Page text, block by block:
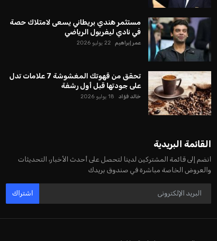
مستثمر هندي بريطاني يسعى لامتلاك حصة
في نادي ليفربول الرياضي
عمر إبراهيم 22 يوليو 2026
تحقق من قهوتك المغشوشة 7 علامات تدل
على جودتها قبل أول رشفة
خالد فؤاد 18 يوليو 2026
القائمة البريدية
انضم إلى قائمة المشتركين لدينا لتحصل على أحدث الأخبار، التحديثات
والعروض الخاصة مباشرة في صندوق بريدك
اشتراك